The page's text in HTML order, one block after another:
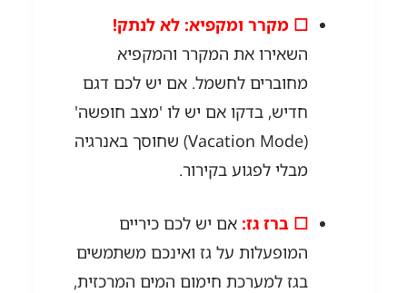
☐ מקרר ומקפיא: לא לנתק!
השאירו את המקרר והמקפיא
מחוברים לחשמל. אם יש לכם דגם
חדיש, בדקו אם יש לו 'מצב חופשה'
(Vacation Mode) שחוסך באנרגיה
מבלי לפגוע בקירור.
☐ ברז גז: אם יש לכם כיריים
המופעלות על גז ואינכם משתמשים
בגז למערכת חימום המים המרכזית,